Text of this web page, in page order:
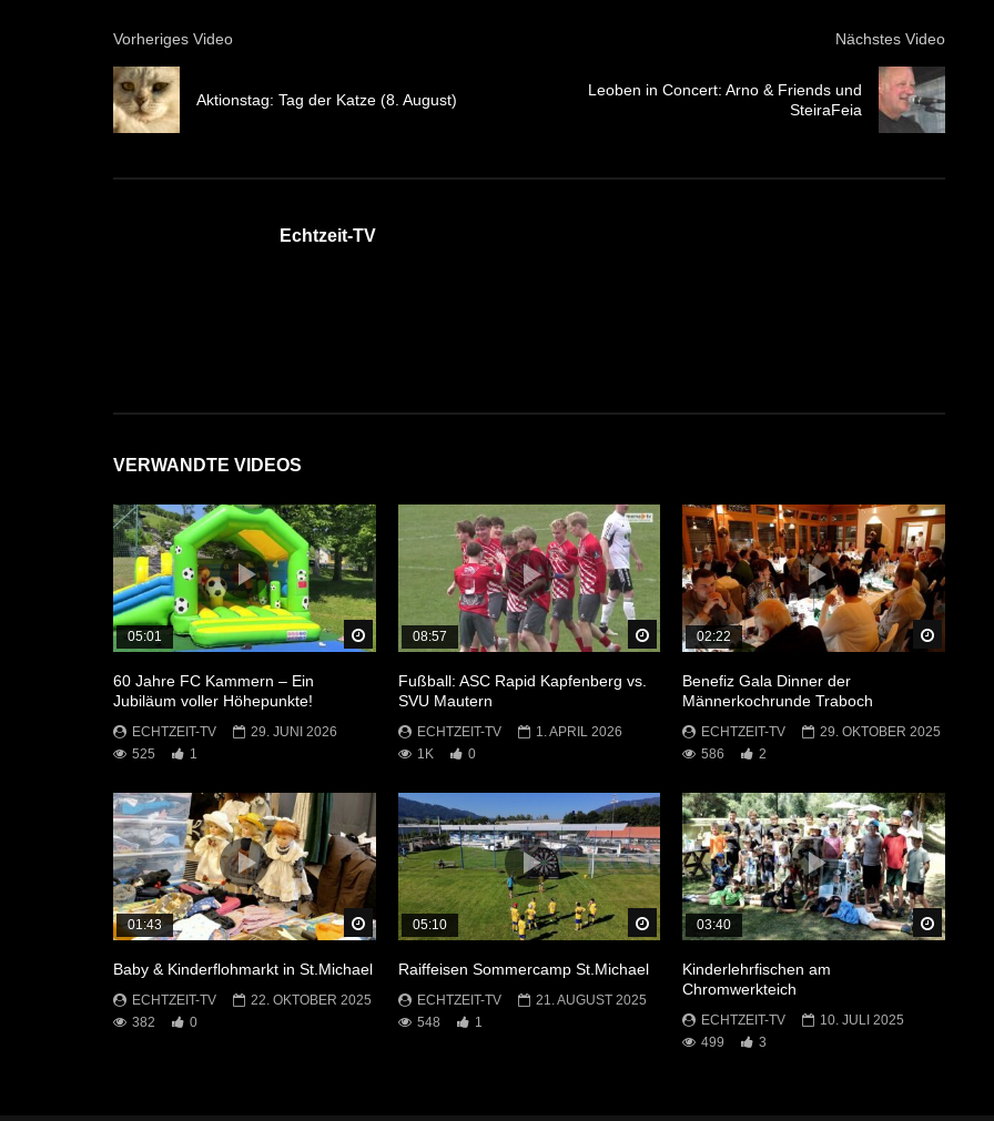
Vorheriges Video
Aktionstag: Tag der Katze (8. August)
Nächstes Video
Leoben in Concert: Arno & Friends und
SteiraFeia
Echtzeit-TV
VERWANDTE VIDEOS
Später Ansehen
05:01
60 Jahre FC Kammern – Ein
Jubiläum voller Höhepunkte!
ECHTZEIT-TV
29. JUNI 2026
525
1
Später Ansehen
08:57
Fußball: ASC Rapid Kapfenberg vs.
SVU Mautern
ECHTZEIT-TV
1. APRIL 2026
1K
0
02:22
Benefiz Gala Dinner der
Männerkochrunde Traboch
ECHTZEIT-TV
29. OKTOBER 2025
586
2
Später Ansehen
01:43
Baby & Kinderflohmarkt in St.Michael
ECHTZEIT-TV
22. OKTOBER 2025
382
0
Später Ansehen
05:10
Raiffeisen Sommercamp St.Michael
ECHTZEIT-TV
21. AUGUST 2025
548
1
Später
03:40
Kinderlehrfischen am
Chromwerkteich
ECHTZEIT-TV
10. JULI 2025
499
3